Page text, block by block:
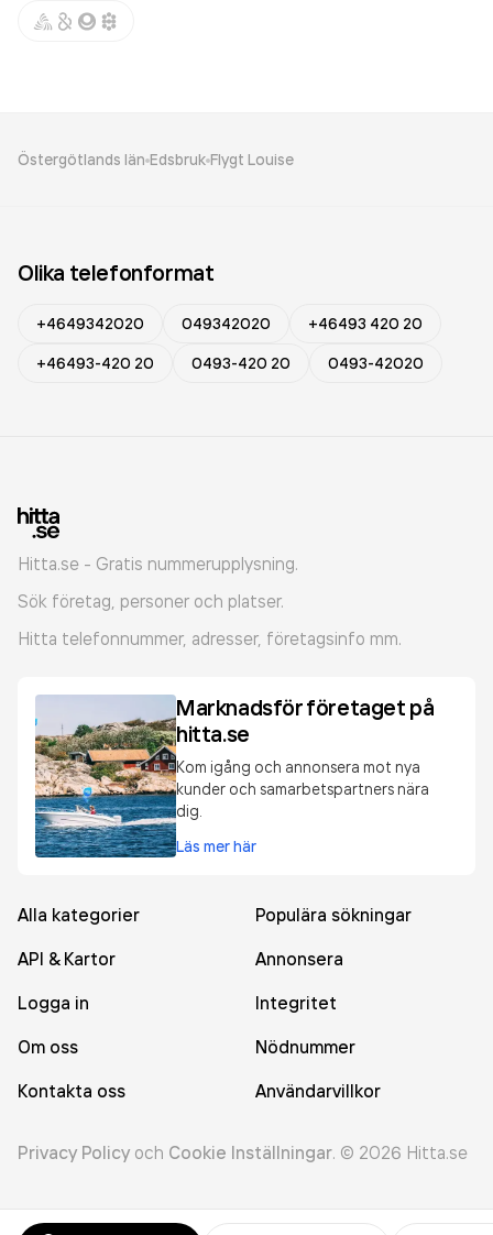
Östergötlands län Edsbruk Flygt Louise
Olika telefonformat
+4649342020 049342020
+46493 420 20
+46493-420 20
0493-420 20 0493-42020
Hitta.se - Gratis nummerupplysning.
Sök företag, personer och platser.
Hitta telefonnummer, adresser, företagsinfo mm.
Marknadsför företaget på
hitta.se
Kom igång och annonsera mot nya
kunder och samarbetspartners nära
dig.
Läs mer här
Alla kategorier
Populära sökningar
API & Kartor
Annonsera
Logga in
Integritet
Om oss
Nödnummer
Kontakta oss
Användarvillkor
Privacy Policy och Cookie Inställningar. © 2026 Hitta.se